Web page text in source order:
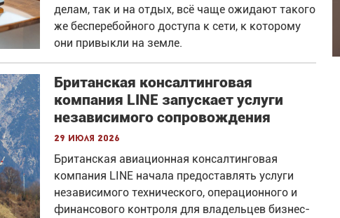
делам, так и на отдых, всё чаще ожидают такого
же бесперебойного доступа к сети, к которому
они привыкли на земле.
Британская консалтинговая
компания LINE запускает услуги
независимого сопровождения
29 июля 2026
Британская авиационная консалтинговая
компания LINE начала предоставлять услуги
независимого технического, операционного и
финансового контроля для владельцев бизнес-